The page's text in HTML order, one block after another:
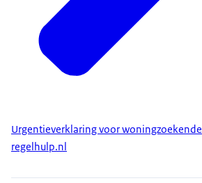
Urgentieverklaring voor woningzoekende
regelhulp.nl